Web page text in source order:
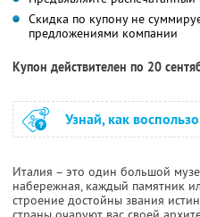
Скидка по купону не
предложениями компании
Купон действителен по 20
Узнай, как
Италия – это один большой
набережная, каждый памятник
строение достойны звания